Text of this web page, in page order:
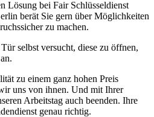
Lösung bei Fair Schlüsseldienst
berät Sie gern über Möglichkeiten
zu machen.
selbst versucht, diese zu öffnen,
zu einem ganz hohen Preis
uns von ihnen. Und mit Ihrer
Arbeitstag auch beenden. Ihre
genau richtig.